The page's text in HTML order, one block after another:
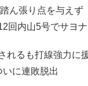
ん張り点を与え
回内山5号でサヨ
るも打線強力に
に連敗脱出